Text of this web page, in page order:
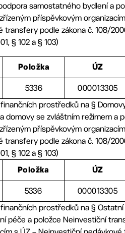
samostatného bydlení a
příspěvkovým
transfery podle zákona č. 108/
§ 102 a § 103)
Položka ÚZ
5336
000013305
prostředků na §
domovy se zvláštním režimem a
příspěvkovým
transfery podle zákona č. 108/
§ 102 a § 103)
Položka ÚZ
5336
000013305
prostředků na § Ostatní
péče a položce Neinvestiční